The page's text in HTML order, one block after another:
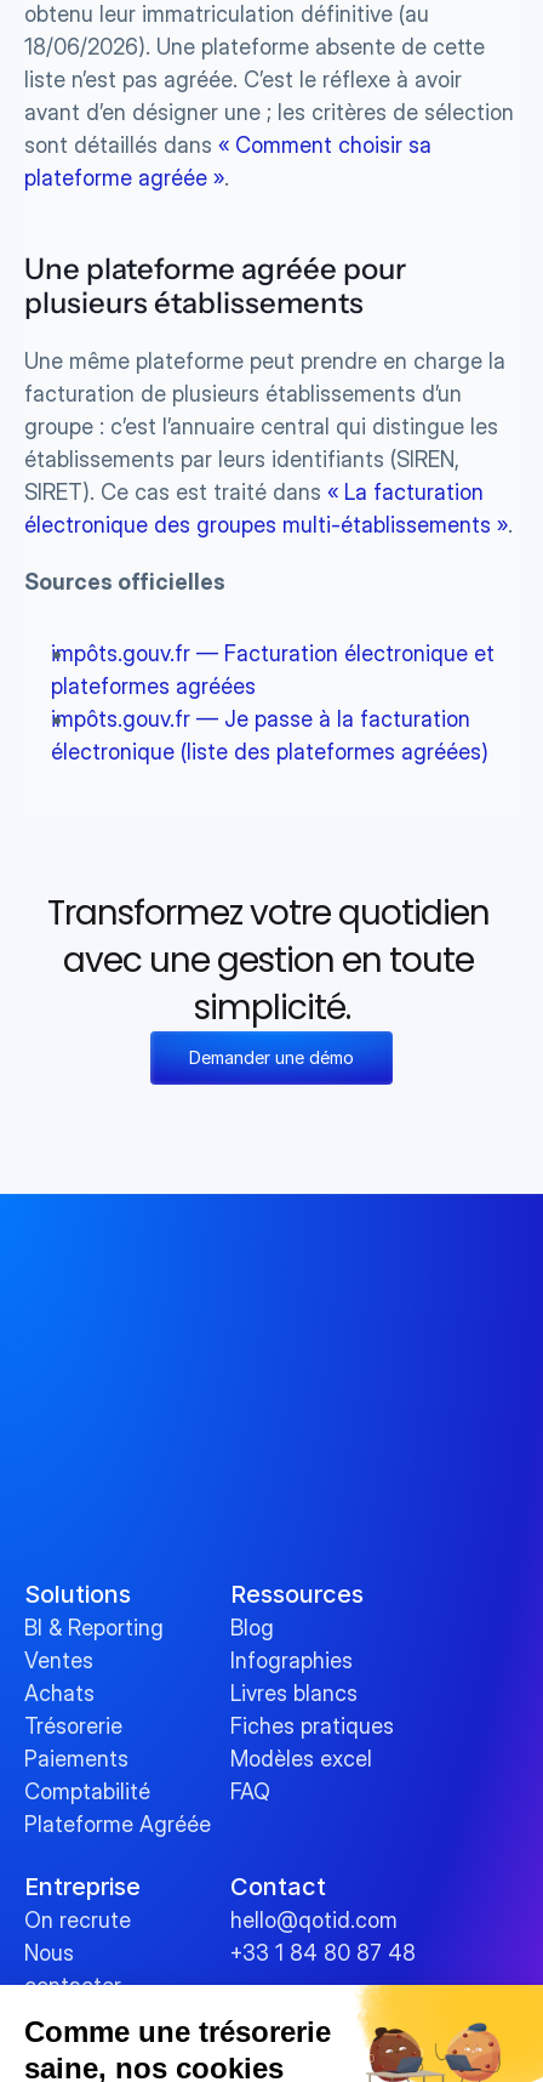
Comme une trésorerie
saine, nos cookies
obtenu leur immatriculation définitive (au
18/06/2026). Une plateforme absente de cette
liste n’est pas agréée. C’est le réflexe à avoir
avant d’en désigner une ; les critères de sélection
sont détaillés dans « Comment choisir sa
plateforme agréée ».
Une plateforme agréée pour
plusieurs établissements
Une même plateforme peut prendre en charge la
facturation de plusieurs établissements d’un
groupe : c’est l’annuaire central qui distingue les
établissements par leurs identifiants (SIREN,
SIRET). Ce cas est traité dans « La facturation
électronique des groupes multi-établissements ».
Sources officielles
impôts.gouv.fr — Facturation électronique et
plateformes agréées
impôts.gouv.fr — Je passe à la facturation
électronique (liste des plateformes agréées)
Transformez votre quotidien
avec une gestion en toute
simplicité.
Demander une démo
Solutions
BI & Reporting
Ventes
Achats
Trésorerie
Paiements
Comptabilité
Plateforme Agréée
Ressources
Blog
Infographies
Livres blancs
Fiches pratiques
Modèles excel
FAQ
Entreprise
On recrute
Nous
contacter
Contact
hello@qotid.com
+33 1 84 80 87 48
Politiques